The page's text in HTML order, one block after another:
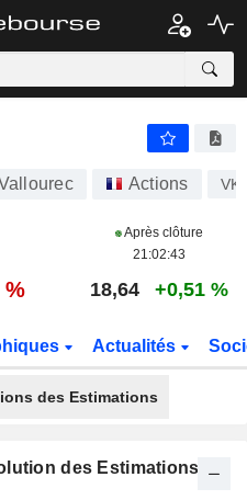
Actions VK
Après clôture
21:02:43
% 18,64 +0,51 %
Actualités
des Estimations
des Estimations